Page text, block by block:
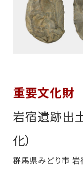
重要文化財
岩宿遺跡出
化）
群馬県みどり市